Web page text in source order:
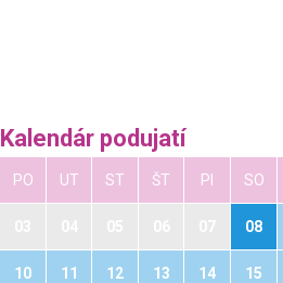
Kalendár podujatí
PO UT ST ŠT PI SO
08
10 11 12 13 14 15